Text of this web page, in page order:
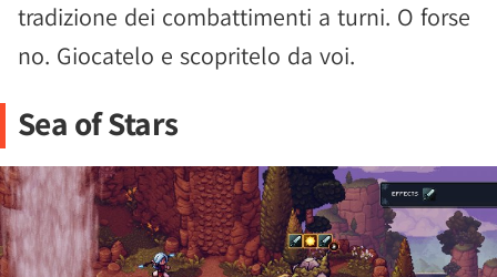
tradizione dei combattimenti a turni. O forse
no. Giocatelo e scopritelo da voi.
Sea of Stars